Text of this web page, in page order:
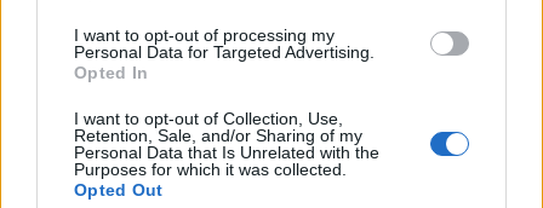
I want to opt-out of processing my
Personal Data for Targeted Advertising.
Opted In
I want to opt-out of Collection, Use,
Retention, Sale, and/or Sharing of my
Personal Data that Is Unrelated with the
Purposes for which it was collected.
Opted Out
Az ideális páratartalom
Az emberek számára ideális relatív páratartalom 40-60%.
Gyermekeknél (pl. gyerekszobában) 60-70% az optimális. A levegő
páratartalma hatással van az emberi hőérzetre. Melegebbnek a